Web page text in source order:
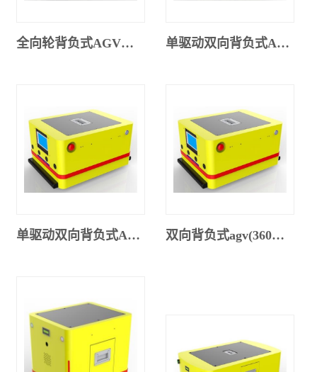
全向轮背负式AGV（420DX-001） 单驱动双向背负式AGV（500JG-001）
单驱动双向背负式AGV(300SX-001) 双向背负式agv(360ML-001)